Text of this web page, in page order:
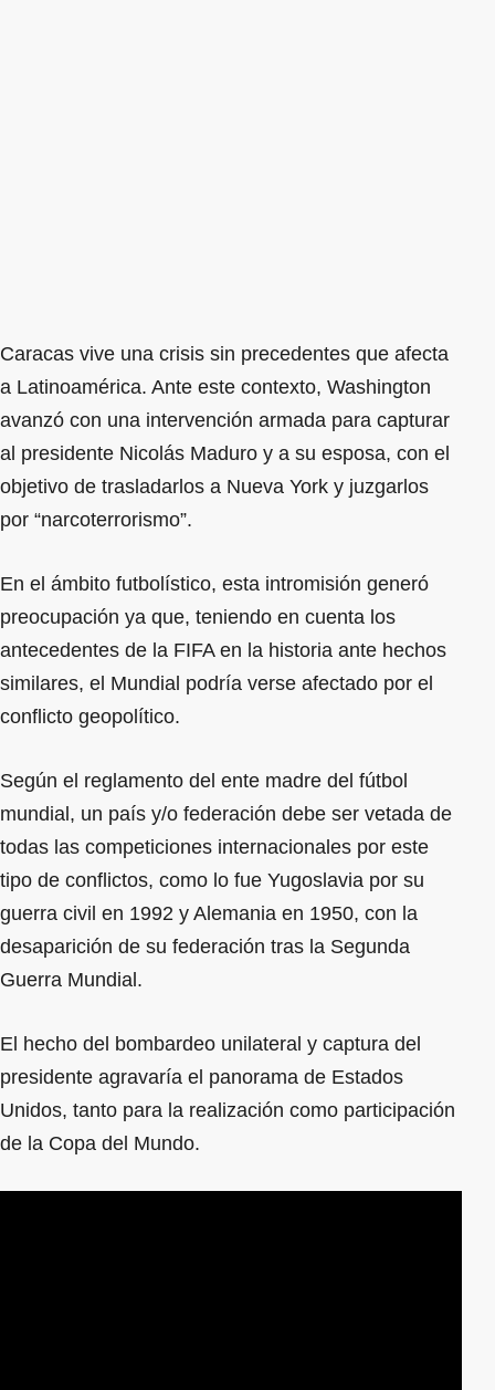
Caracas vive una crisis sin precedentes que afecta
a Latinoamérica. Ante este contexto, Washington
avanzó con una intervención armada para capturar
al presidente Nicolás Maduro y a su esposa, con el
objetivo de trasladarlos a Nueva York y juzgarlos
por “narcoterrorismo”.
En el ámbito futbolístico, esta intromisión generó
preocupación ya que, teniendo en cuenta los
antecedentes de la FIFA en la historia ante hechos
similares, el Mundial podría verse afectado por el
conflicto geopolítico.
Según el reglamento del ente madre del fútbol
mundial, un país y/o federación debe ser vetada de
todas las competiciones internacionales por este
tipo de conflictos, como lo fue Yugoslavia por su
guerra civil en 1992 y Alemania en 1950, con la
desaparición de su federación tras la Segunda
Guerra Mundial.
El hecho del bombardeo unilateral y captura del
presidente agravaría el panorama de Estados
Unidos, tanto para la realización como participación
de la Copa del Mundo.